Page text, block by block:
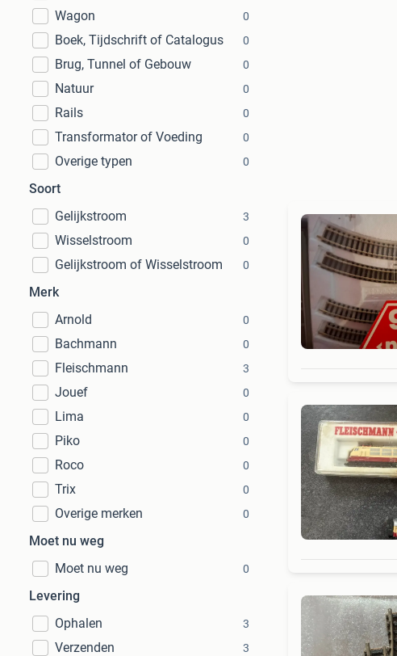
Wagon 0
Boek, Tijdschrift of Catalogus 0
Brug, Tunnel of Gebouw 0
Natuur 0
Rails 0
Transformator of Voeding 0
Overige typen 0
Soort
Gelijkstroom
3
Wisselstroom 0
Gelijkstroom of Wisselstroom 0
Merk
Arnold
0
Bachmann 0
Fleischmann 3
Jouef 0
Lima 0
Piko 0
Roco 0
Trix 0
Overige merken 0
Moet nu weg
Moet nu weg
0
Levering
Ophalen
3
Verzenden 3